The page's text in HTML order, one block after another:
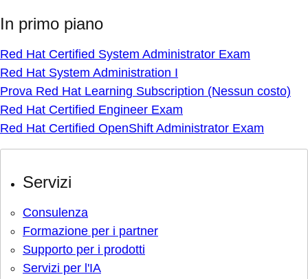
In primo piano
Red Hat Certified System Administrator Exam
Red Hat System Administration I
Prova Red Hat Learning Subscription (Nessun costo)
Red Hat Certified Engineer Exam
Red Hat Certified OpenShift Administrator Exam
Servizi
Consulenza
Formazione per i partner
Supporto per i prodotti
Servizi per l'IA